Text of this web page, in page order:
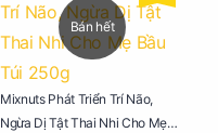
Bán hết
Mixnuts Phát Triển Trí Não,
Ngừa Dị Tật Thai Nhi Cho Mẹ